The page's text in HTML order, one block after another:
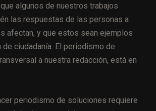
algunos de nuestros trabajos
las respuestas de las personas a
afectan, y que estos sean ejemplos
ciudadanía. El periodismo de
a nuestra redacción, está en
periodismo de soluciones requiere